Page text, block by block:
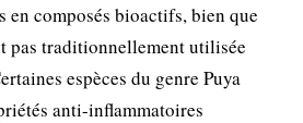
en composés bioactifs, bien que
pas traditionnellement utilisée
espèces du genre Puya
anti-inflammatoires